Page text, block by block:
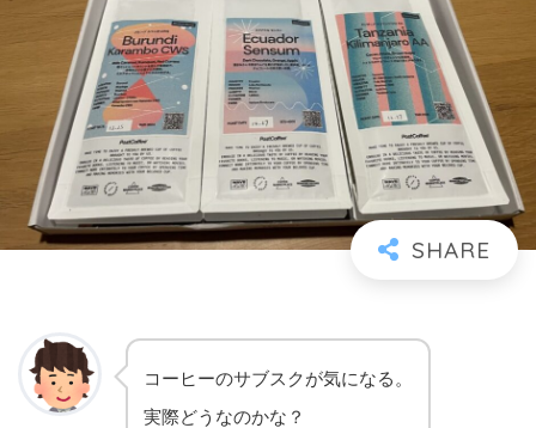
コーヒーのサブスクが気になる。
実際どうなのかな？